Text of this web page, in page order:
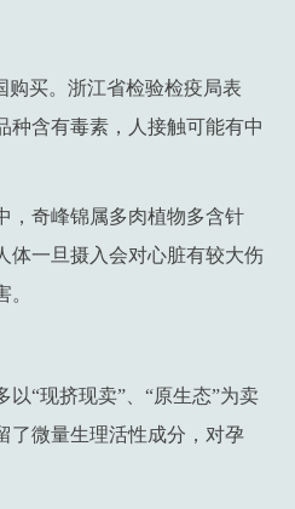
购买。浙江省检验检疫局表
种含有毒素，人接触可能有中
，奇峰锦属多肉植物多含针
体一旦摄入会对心脏有较大伤
“现挤现卖”、“原生态”为卖
了微量生理活性成分，对孕